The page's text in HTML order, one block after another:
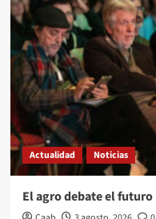
Actualidad Noticias
El agro debate el futuro